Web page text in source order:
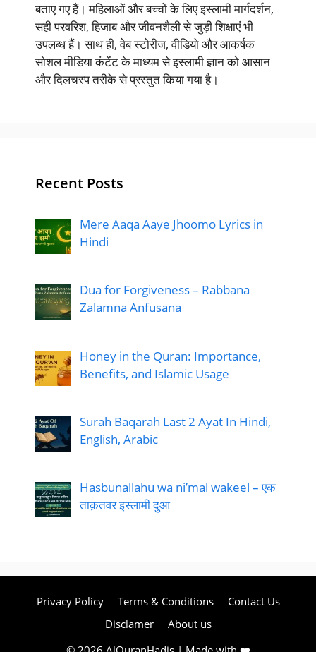
बताए गए हैं। महिलाओं और बच्चों के लिए इस्लामी मार्गदर्शन,
सही परवरिश, हिजाब और जीवनशैली से जुड़ी शिक्षाएं भी
उपलब्ध हैं। साथ ही, वेब स्टोरीज, वीडियो और आकर्षक
सोशल मीडिया कंटेंट के माध्यम से इस्लामी ज्ञान को आसान
और दिलचस्प तरीके से प्रस्तुत किया गया है।
Recent Posts
Mere Aaqa Aaye Jhoomo Lyrics in
Hindi
Dua for Forgiveness – Rabbana
Zalamna Anfusana
Honey in the Quran: Importance,
Benefits, and Islamic Usage
Surah Baqarah Last 2 Ayat In Hindi,
English, Arabic
Hasbunallahu wa ni’mal wakeel – एक
ताक़तवर इस्लामी दुआ
Privacy Policy Terms & Conditions
Contact Us
Disclamer
About us